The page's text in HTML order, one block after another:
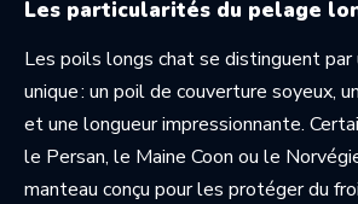
Les particularités du pelage
Les poils longs chat se distinguent par
unique : un poil de couverture soyeux,
et une longueur impressionnante.
le Persan, le Maine Coon ou le
manteau conçu pour les protéger du